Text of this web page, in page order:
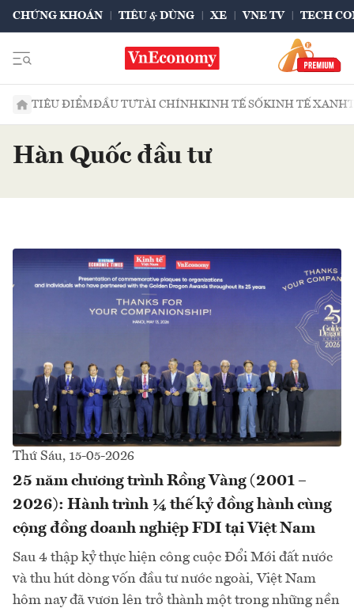
CHỨNG KHOÁN TIÊU & DÙNG XE VNE TV TECH
TIÊU ĐIỂMĐẦU TƯTÀI CHÍNHKINH TẾ SỐKINH TẾ XANH
Hàn Quốc đầu tư
Thứ Sáu, 15-05-2026
25 năm chương trình Rồng Vàng (2001 –
2026): Hành trình ¼ thế kỷ đồng hành cùng
cộng đồng doanh nghiệp FDI tại Việt Nam
Sau 4 thập kỷ thực hiện công cuộc Đổi Mới đất nước
và thu hút dòng vốn đầu tư nước ngoài, Việt Nam
hôm nay đã vươn lên trở thành một trong những nền